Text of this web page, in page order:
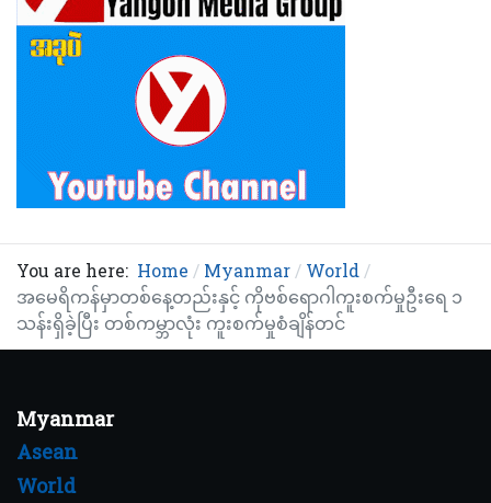
You are here: Home Myanmar
World
အမေရိကန်မှာတစ်နေ့တည်းနှင့် ကိုဗစ်ရောဂါကူးစက်မှုဦးရေ ၁
သန်းရှိခဲ့ပြီး တစ်ကမ္ဘာလုံး ကူးစက်မှုစံချိန်တင်
Myanmar
Asean
World